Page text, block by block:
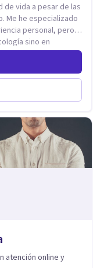
para la
una vida más
vida a pesar de las
Me he especializado
personal, pero
sino en
en: depresión,
el plan correcto y
puede observar
profesional
dificultades sino las
atención online y